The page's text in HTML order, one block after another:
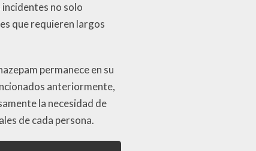
no solo
que requieren largos
permanece en su
anteriormente,
la necesidad de
de cada persona.